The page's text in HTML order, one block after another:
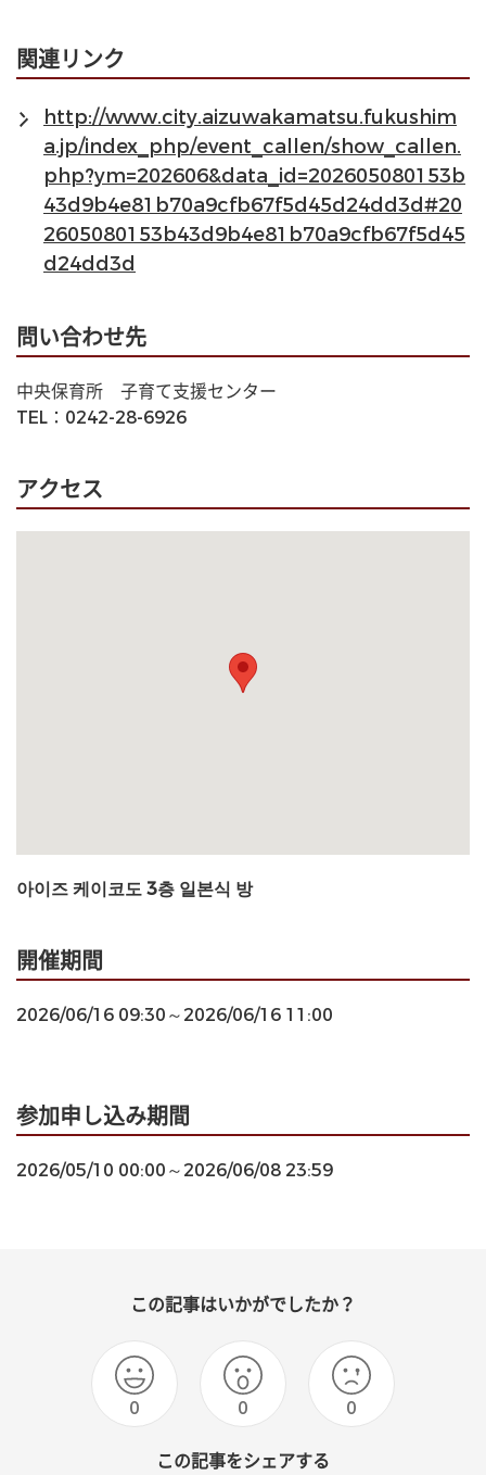
関連リンク
http://www.city.aizuwakamatsu.fukushim
a.jp/index_php/event_callen/show_callen.
php?ym=202606&data_id=202605080153b
43d9b4e81b70a9cfb67f5d45d24dd3d#20
2605080153b43d9b4e81b70a9cfb67f5d45
d24dd3d
問い合わせ先
中央保育所　子育て支援センター
TEL：0242-28-6926
アクセス
아이즈 케이코도 3층 일본식 방
開催期間
2026/06/16 09:30～2026/06/16 11:00
参加申し込み期間
2026/05/10 00:00～2026/06/08 23:59
この記事はいかがでしたか？
0 0 0
この記事をシェアする